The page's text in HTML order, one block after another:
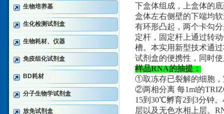
生物培养基
生化检测试剂盒
生物耗材、仪器
免疫组化试剂盒
BD耗材
分子生物学试剂盒
放免试剂盒
下盒体组成，上盒体的
盒体左右侧壁的下端均
有环形凸起，两个卡勾
定杆，固定杆上通过转
槽。本实用新型技术通
试剂盒的便携性，同时
样品RNA的抽提：
①取冻存已裂解的细胞
②两相分离 每1ml的
15到30℃孵育2到3分钟
层以及无色水相上层。